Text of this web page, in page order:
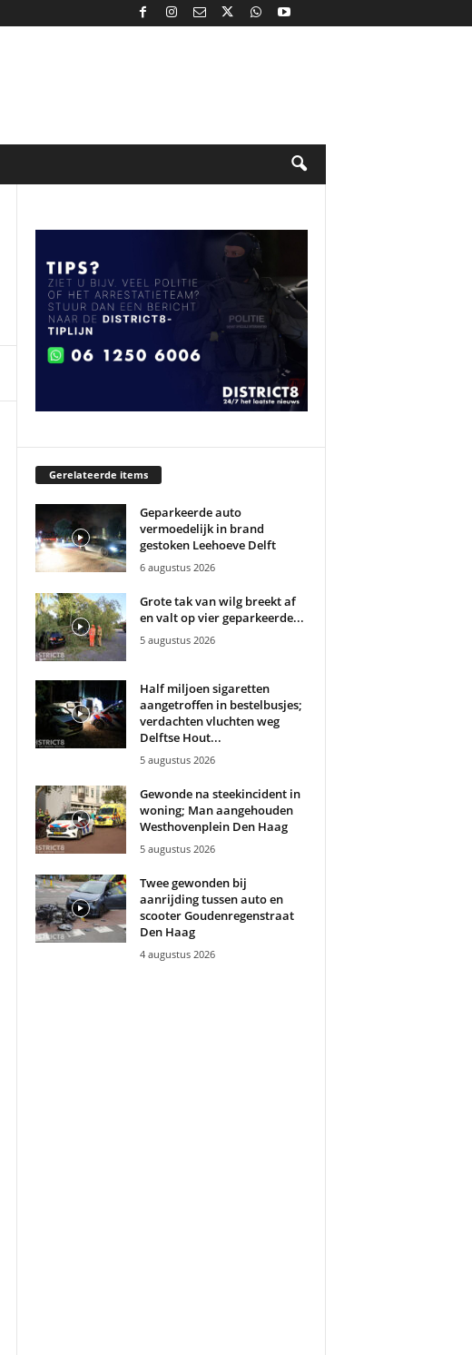
Gerelateerde items
Geparkeerde auto
vermoedelijk in brand
gestoken Leehoeve Delft
6 augustus 2026
Grote tak van wilg breekt af
en valt op vier geparkeerde...
5 augustus 2026
Half miljoen sigaretten
aangetroffen in bestelbusjes;
verdachten vluchten weg
Delftse Hout...
5 augustus 2026
Gewonde na steekincident in
woning; Man aangehouden
Westhovenplein Den Haag
5 augustus 2026
Twee gewonden bij
aanrijding tussen auto en
scooter Goudenregenstraat
Den Haag
4 augustus 2026